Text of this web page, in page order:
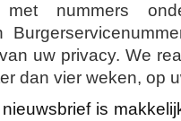
nummers
uw privacy. We
dan vier weken, op
is